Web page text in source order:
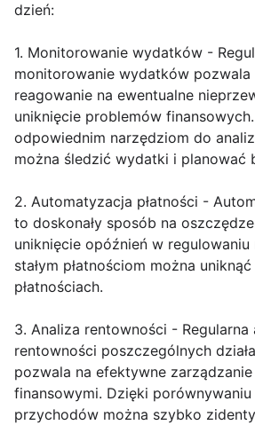
dzień:
1. Monitorowanie wydatków -
monitorowanie wydatków pozwala
reagowanie na ewentualne
uniknięcie problemów
odpowiednim narzędziom do
można śledzić wydatki i planować
2. Automatyzacja płatności -
to doskonały sposób na
uniknięcie opóźnień w regulowaniu
stałym płatnościom można
płatnościach.
3. Analiza rentowności - Regularna
rentowności poszczególnych
pozwala na efektywne
finansowymi. Dzięki
przychodów można szybko